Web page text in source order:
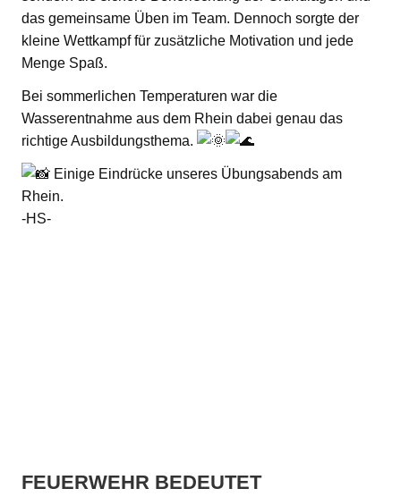
das gemeinsame Üben im Team. Dennoch sorgte der
kleine Wettkampf für zusätzliche Motivation und jede
Menge Spaß.
Bei sommerlichen Temperaturen war die
Wasserentnahme aus dem Rhein dabei genau das
richtige Ausbildungsthema.
Einige Eindrücke unseres Übungsabends am
Rhein.
-HS-
FEUERWEHR BEDEUTET